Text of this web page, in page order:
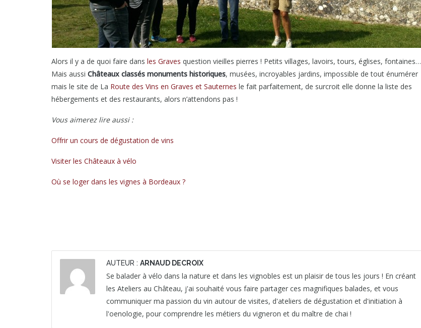
Alors il y a de quoi faire dans les Graves question vieilles pierres ! Petits villages, lavoirs, tours, églises, fontaines…
Mais aussi Châteaux classés monuments historiques, musées, incroyables jardins, impossible de tout énumérer
mais le site de La Route des Vins en Graves et Sauternes le fait parfaitement, de surcroit elle donne la liste des
hébergements et des restaurants, alors n’attendons pas !
Vous aimerez lire aussi :
Offrir un cours de dégustation de vins
Visiter les Châteaux à vélo
Où se loger dans les vignes à Bordeaux ?
AUTEUR : ARNAUD DECROIX
Se balader à vélo dans la nature et dans les vignobles est un plaisir de tous les jours ! En créant
les Ateliers au Château, j'ai souhaité vous faire partager ces magnifiques balades, et vous
communiquer ma passion du vin autour de visites, d'ateliers de dégustation et d'initiation à
l'oenologie, pour comprendre les métiers du vigneron et du maître de chai !